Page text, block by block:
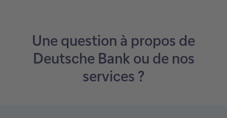
Une question à propos de
Deutsche Bank ou de nos
services ?